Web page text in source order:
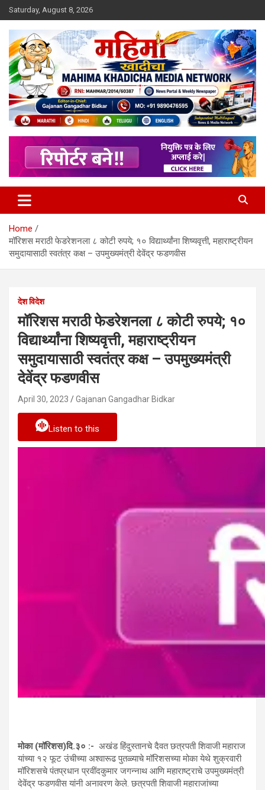
Skip
to
content
Saturday, August 8, 2026
Mahimakhadicha
Home
मॉरिशस मराठी फेडरेशनला ८ कोटी रुपये; १० विद्यार्थ्यांना शिष्यवृत्ती, महाराष्ट्रीयन
समुदायासाठी स्वतंत्र कक्ष – उपमुख्यमंत्री देवेंद्र फडणवीस
देश विदेश
मॉरिशस मराठी फेडरेशनला ८ कोटी रुपये; १०
विद्यार्थ्यांना शिष्यवृत्ती, महाराष्ट्रीयन
समुदायासाठी स्वतंत्र कक्ष – उपमुख्यमंत्री
देवेंद्र फडणवीस
April 30, 2023 Gajanan Gangadhar Bidkar
Listen to this
मोका (मॉरिशस)दि.३० :- अखंड हिंदुस्तानचे दैवत छत्रपती शिवाजी महाराज
यांच्या १२ फूट उंचीच्या अश्वारूढ पुतळ्याचे मॉरिशसच्या मोका येथे शुक्रवारी
मॉरिशसचे पंतप्रधान प्रवींदकुमार जगन्नाथ आणि महाराष्ट्राचे उपमुख्यमंत्री
देवेंद्र फडणवीस यांनी अनावरण केले. छत्रपती शिवाजी महाराजांच्या